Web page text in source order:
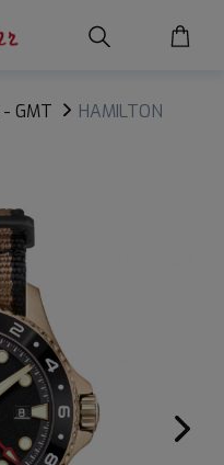
GMT
HAMILTON